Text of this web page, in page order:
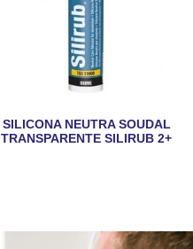
SILICONA NEUTRA SOUDAL
TRANSPARENTE SILIRUB 2+